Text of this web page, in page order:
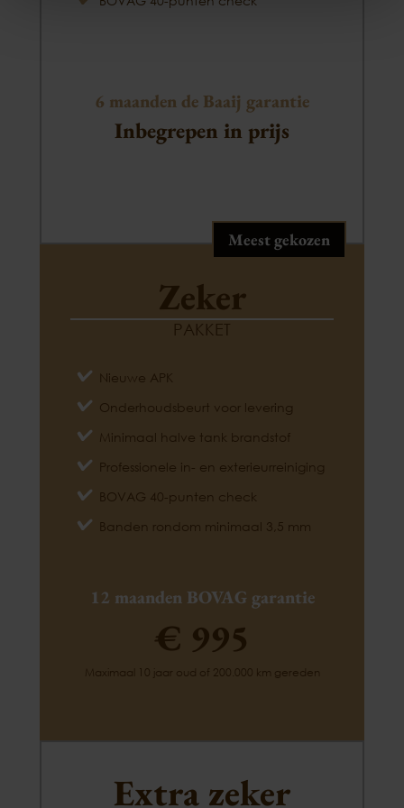
6 maanden de Baaij garantie
Inbegrepen in prijs
Meest gekozen
Zeker
PAKKET
Nieuwe APK
Onderhoudsbeurt voor levering
Minimaal halve tank brandstof
Professionele in- en exterieurreiniging
BOVAG 40-punten check
Banden rondom minimaal 3,5 mm
12 maanden BOVAG garantie
€ 995
Maximaal 10 jaar oud of 200.000 km gereden
Extra zeker